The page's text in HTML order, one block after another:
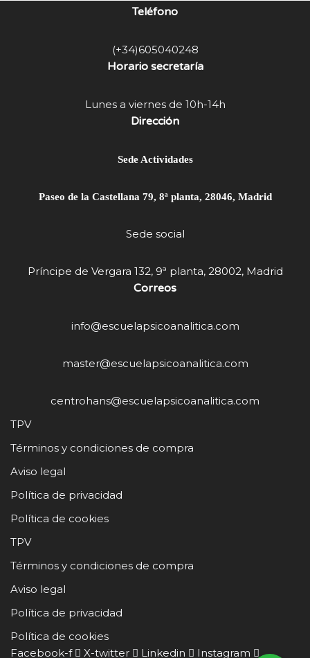
Teléfono
(+34)605040248
Horario secretaría
Lunes a viernes de 10h-14h
Dirección
Sede Actividades
Paseo de la Castellana 79, 8ª planta, 28046, Madrid
Sede social
Príncipe de Vergara 132, 9ª planta, 28002, Madrid
Correos
info@escuelapsicoanalitica.com
master@escuelapsicoanalitica.com
centrohans@escuelapsicoanalitica.com
TPV
Términos y condiciones de compra
Aviso legal
Política de privacidad
Política de cookies
TPV
Términos y condiciones de compra
Aviso legal
Política de privacidad
Política de cookies
Facebook-f
X-twitter Linkedin Instagram